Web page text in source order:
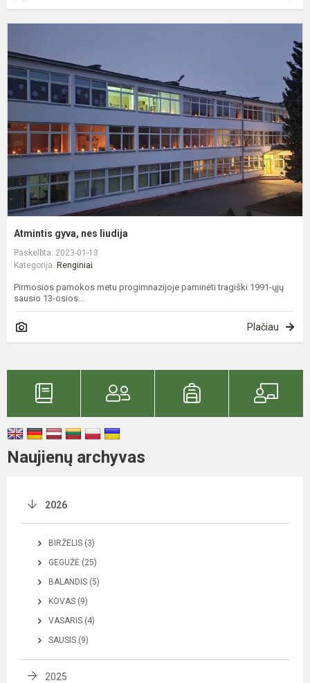
Atmintis gyva, nes liudija
Paskelbta: 2023-01-13
Kategorija: Renginiai
Pirmosios pamokos metu progimnazijoje paminėti tragiški 1991-ųjų
sausio 13-osios...
Plačiau
Naujienų archyvas
2026
BIRŽELIS (3)
GEGUŽĖ (25)
BALANDIS (5)
KOVAS (9)
VASARIS (4)
SAUSIS (9)
2025